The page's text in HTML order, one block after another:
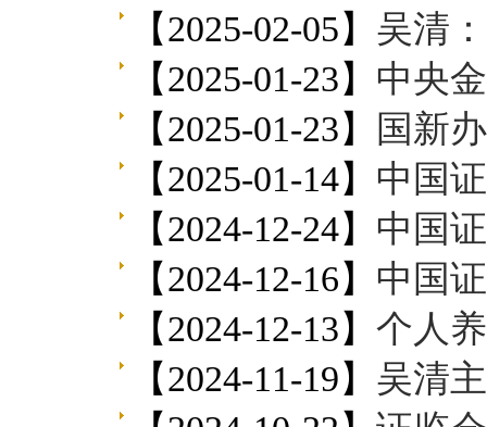
【2025-02-05】 吴清
【2025-01-23】 中央金融办 中
【2025-01-23】
国新办举
【2025-01-14】 中国
【2024-12-24】 中国
【2024-12-16】 中国
【2024-12-13】 个人
【2024-11-19】 吴清